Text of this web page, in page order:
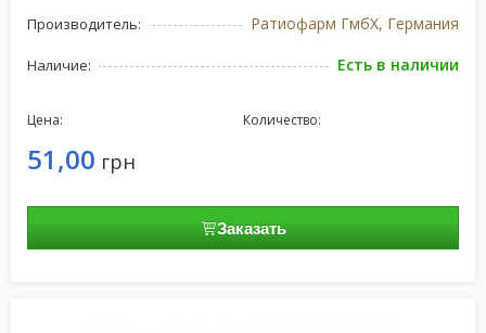
Производитель: Ратиофарм ГмбХ, Германия
Наличие: Есть в наличии
Цена:
51,00 грн
Количество:
Заказать